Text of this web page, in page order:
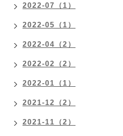
2022-07（1）
2022-05（1）
2022-04（2）
2022-02（2）
2022-01（1）
2021-12（2）
2021-11（2）